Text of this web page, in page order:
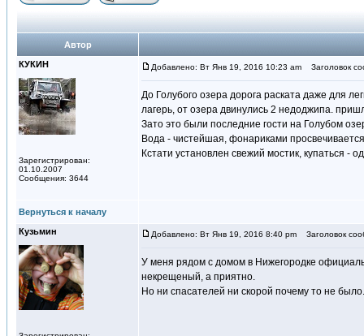
Автор
КУКИН
Зарегистрирован:
01.10.2007
Сообщения: 3644
Добавлено: Вт Янв 19, 2016 10:23 am Заголовок
До Голубого озера дорога раската даже для
лагерь, от озера двинулись 2 недоджипа.
Зато это были последние гости на Голубом
Вода - чистейшая, фонариками
Кстати установлен свежий мостик, купаться -
Вернуться к началу
Кузьмин
Добавлено: Вт Янв 19, 2016 8:40 pm Заголовок
У меня рядом с домом в Нижегородке
некрещеный, а приятно.
Но ни спасателей ни скорой почему то не было.